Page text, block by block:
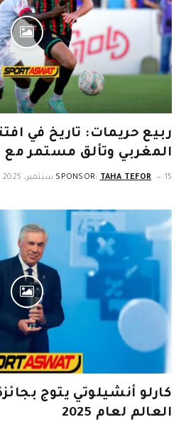
ربيع حريمات: تاريخ في
المغربي وتألق مستمر
SPONSOR: TAHA TEFOR 15 سبتمبر، 2025
كارلو أنشيلوتي يتوج
العالم لعام 2025